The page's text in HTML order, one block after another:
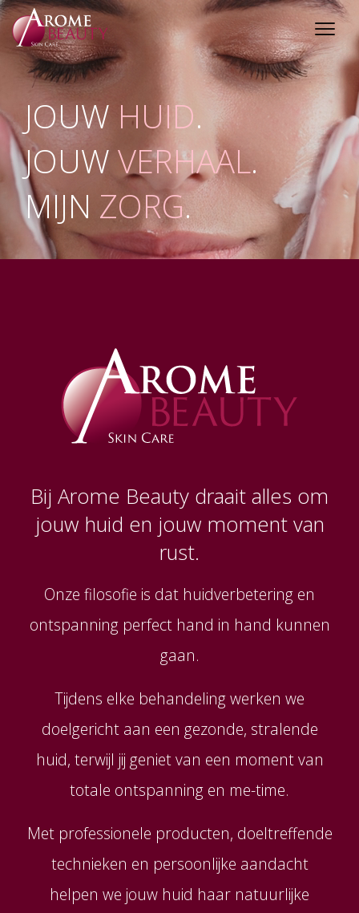
JOUW HUID.
JOUW VERHAAL.
MIJN ZORG.
Bij Arome Beauty draait alles om
jouw huid en jouw moment van
rust.
Onze filosofie is dat huidverbetering en
ontspanning perfect hand in hand kunnen
gaan.
Tijdens elke behandeling werken we
doelgericht aan een gezonde, stralende
huid, terwijl jij geniet van een moment van
totale ontspanning en me-time.
Met professionele producten, doeltreffende
technieken en persoonlijke aandacht
helpen we jouw huid haar natuurlijke